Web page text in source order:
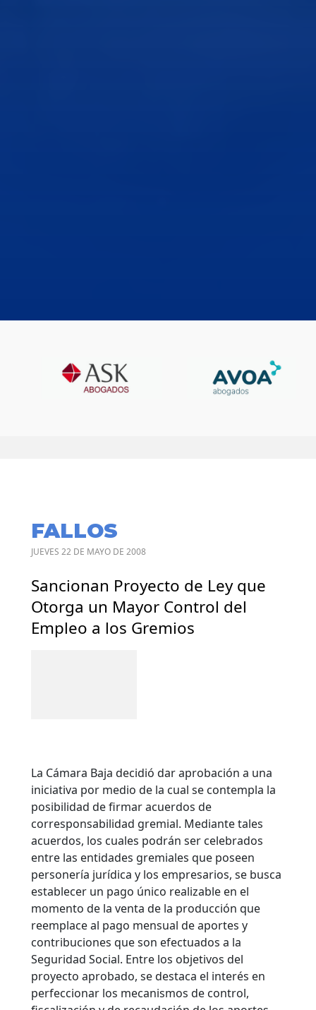
FALLOS
JUEVES 22 DE MAYO DE 2008
Sancionan Proyecto de Ley que
Otorga un Mayor Control del
Empleo a los Gremios
La Cámara Baja decidió dar aprobación a una
iniciativa por medio de la cual se contempla la
posibilidad de firmar acuerdos de
corresponsabilidad gremial. Mediante tales
acuerdos, los cuales podrán ser celebrados
entre las entidades gremiales que poseen
personería jurídica y los empresarios, se busca
establecer un pago único realizable en el
momento de la venta de la producción que
reemplace al pago mensual de aportes y
contribuciones que son efectuados a la
Seguridad Social. Entre los objetivos del
proyecto aprobado, se destaca el interés en
perfeccionar los mecanismos de control,